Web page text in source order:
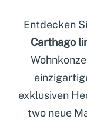
Entdecken
Carthago
exklusiven
two neue